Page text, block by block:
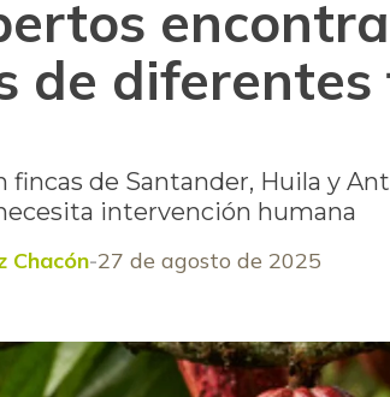
de diferentes
fincas de Santander, Huila y
intervención humana
Chacón 27 de agosto de 2025